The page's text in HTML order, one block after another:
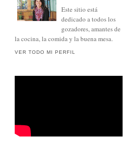
Este sitio está
dedicado a todos los
gozadores, amantes de
la cocina, la comida y la buena mesa.
VER TODO MI PERFIL